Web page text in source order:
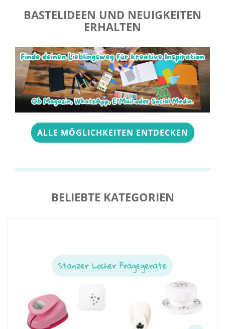
BASTELIDEEN UND NEUIGKEITEN
ERHALTEN
ALLE MÖGLICHKEITEN ENTDECKEN
BELIEBTE KATEGORIEN